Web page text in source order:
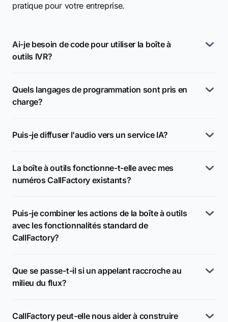
pratique pour votre entreprise.
Ai-je besoin de code pour utiliser la boîte à
outils IVR?
Quels langages de programmation sont pris en
charge?
Puis-je diffuser l'audio vers un service IA?
La boîte à outils fonctionne-t-elle avec mes
numéros CallFactory existants?
Puis-je combiner les actions de la boîte à outils
avec les fonctionnalités standard de
CallFactory?
Que se passe-t-il si un appelant raccroche au
milieu du flux?
CallFactory peut-elle nous aider à construire